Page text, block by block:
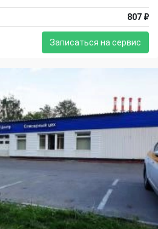
807 ₽
Записаться на сервис